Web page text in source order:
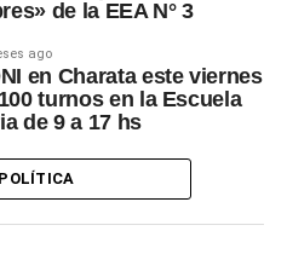
de la EEA N° 3
ago
en Charata este viernes
turnos en la Escuela
de 9 a 17 hs